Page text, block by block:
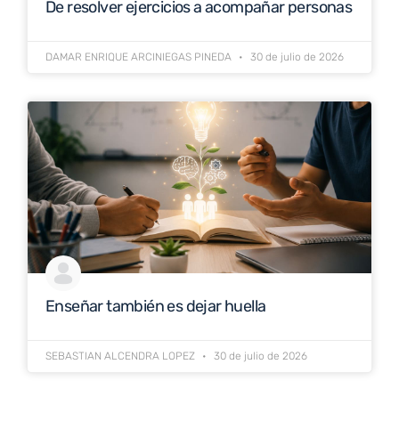
De resolver ejercicios a acompañar personas
DAMAR ENRIQUE ARCINIEGAS PINEDA 30 de julio de 2026
Enseñar también es dejar huella
SEBASTIAN ALCENDRA LOPEZ 30 de julio de 2026